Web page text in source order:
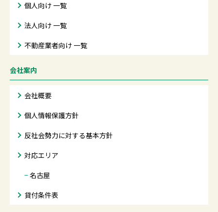
個人向け 一覧
法人向け 一覧
不動産業者向け 一覧
会社案内
会社概要
個人情報保護方針
反社会勢力に対する基本方針
対応エリア
− 名古屋
貸付条件表